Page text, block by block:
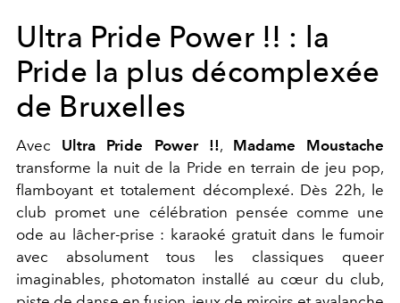
Ultra Pride Power !! : la
Pride la plus décomplexée
de Bruxelles
Avec Ultra Pride Power !!, Madame Moustache
transforme la nuit de la Pride en terrain de jeu pop,
flamboyant et totalement décomplexé. Dès 22h, le
club promet une célébration pensée comme une
ode au lâcher-prise : karaoké gratuit dans le fumoir
avec absolument tous les classiques queer
imaginables, photomaton installé au cœur du club,